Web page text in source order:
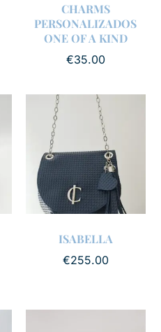
CHARMS
PERSONALIZADOS
ONE OF A KIND
€35.00
ISABELLA
€255.00